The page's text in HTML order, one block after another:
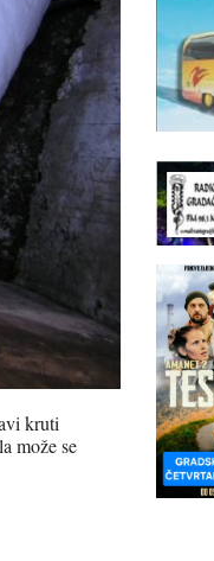
kruti
može se